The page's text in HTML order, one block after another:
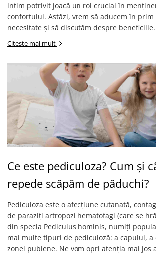
intim potrivit joacă un rol crucial în
confortului. Astăzi, vrem să aducem în prim
necesitate și să discutăm despre
Citeste mai mult
Ce este pediculoza? Cum și
repede scăpăm de păduchi?
Pediculoza este o afecțiune cutanată,
de paraziți artropozi hematofagi (care se
din specia Pediculus hominis, numiți
mai multe tipuri de pediculoză: a capului, a
zonei pubiene. Ne vom opri atenția mai jos